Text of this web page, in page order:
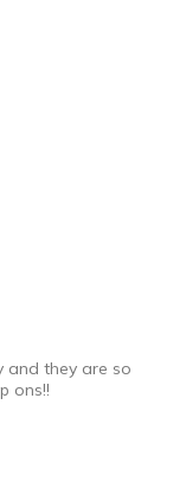
and they are so
ons!!